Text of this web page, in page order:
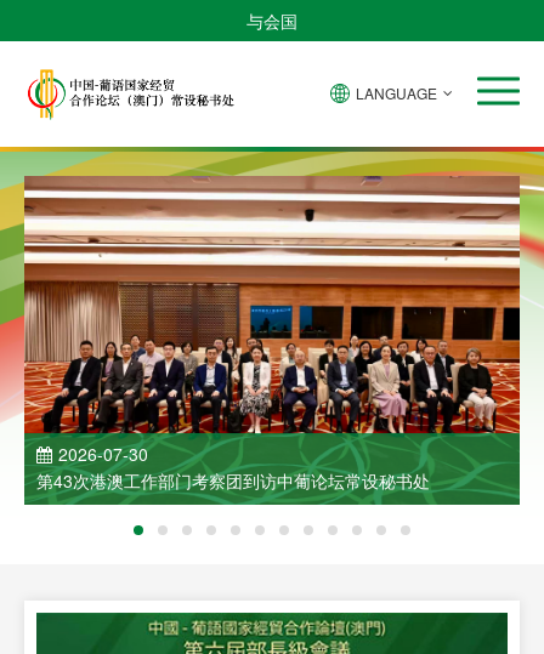
与会国
LANGUAGE
2026-07-30
第43次港澳工作部门考察团到访中葡论坛常设秘书处